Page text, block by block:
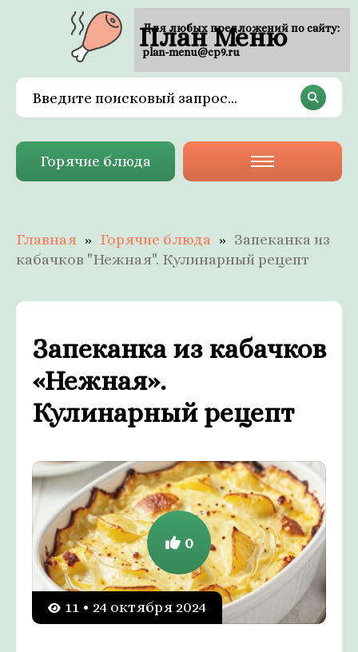
План Меню
Горячие блюда
Главная Горячие блюда
Запеканка из
кабачков "Нежная". Кулинарный рецепт
Запеканка из кабачков
«Нежная».
Кулинарный рецепт
11 • 24 октября 2024
0
Для любых предложений по сайту:
plan-menu@cp9.ru